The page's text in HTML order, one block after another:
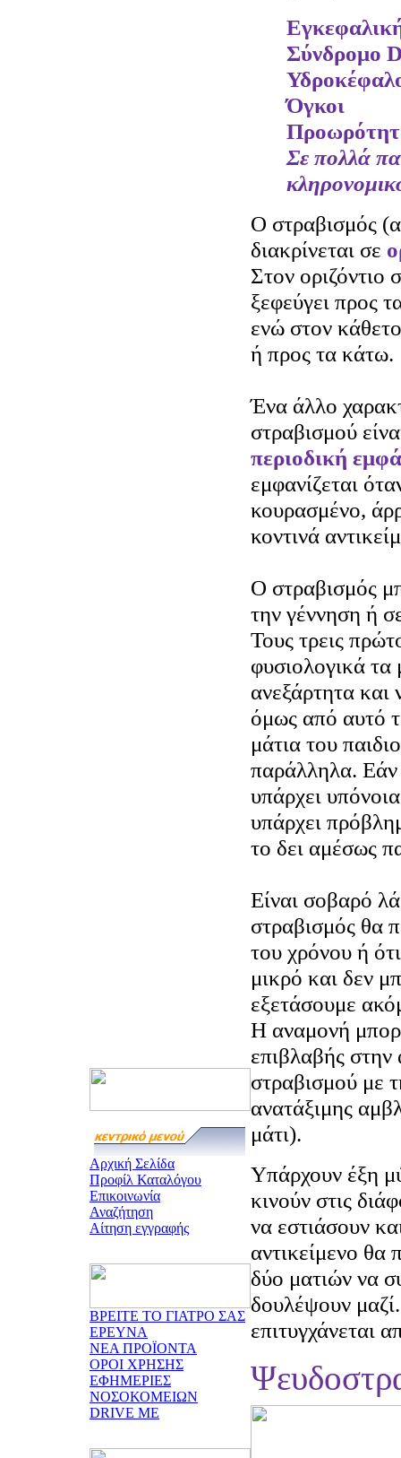
Αρχική Σελίδα
Προφίλ Καταλόγου
Επικοινωνία
Αναζήτηση
Αίτηση εγγραφής
ΒΡΕΙΤΕ ΤΟ ΓΙΑΤΡΟ ΣΑΣ
ΕΡΕΥΝΑ
ΝΕΑ ΠΡΟΪΟΝΤΑ
ΟΡΟΙ ΧΡΗΣΗΣ
ΕΦΗΜΕΡΙΕΣ
ΝΟΣΟΚΟΜΕΙΩΝ
DRIVE ME
Σύνδρομο
Όγκοι
Σε πολλά
Ο στραβισμός
διακρίνεται σε
Στον οριζόντιο
ξεφεύγει προς
ενώ στον
ή προς τα κάτω.
Ένα άλλο
στραβισμού
περιοδική
εμφανίζεται
κουρασμένο,
κοντινά
Ο στραβισμός
την γέννηση ή
Τους τρεις
φυσιολογικά τα
ανεξάρτητα
όμως από αυτό
μάτια του
παράλληλα.
υπάρχει
υπάρχει
το δει αμέσως
Είναι σοβαρό
στραβισμός θα
του χρόνου ή
μικρό και δεν
εξετάσουμε
Η αναμονή
επιβλαβής στην
στραβισμού με
ανατάξιμης
μάτι).
Υπάρχουν έξη
κινούν στις
να εστιάσουν
αντικείμενο θα
δύο ματιών να
δουλέψουν
επιτυγχάνεται